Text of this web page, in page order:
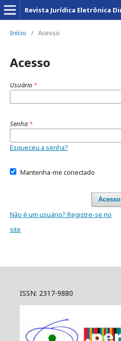
Início / Acesso
Acesso
Usuário *
Senha *
Esqueceu a senha?
Mantenha-me conectado
Acesso
Não é um usuário? Registre-se no
site
ISSN: 2317-9880